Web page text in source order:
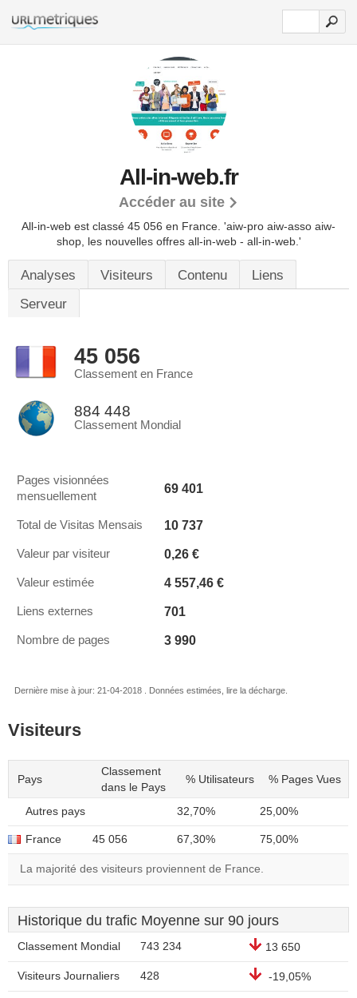
All-in-web.fr
Accéder au site
All-in-web est classé 45 056 en France. 'aiw-pro aiw-asso aiw-
shop, les nouvelles offres all-in-web - all-in-web.'
Analyses Visiteurs Contenu
Liens
Serveur
45 056
Classement en France
884 448
Classement Mondial
Pages visionnées
mensuellement
69 401
Total de Visitas Mensais 10 737
Valeur par visiteur 0,26 €
Valeur estimée 4 557,46 €
Liens externes 701
Nombre de pages 3 990
Dernière mise à jour: 21-04-2018 . Données estimées, lire la décharge.
Visiteurs
Pays
Classement
dans le Pays
% Utilisateurs % Pages Vues
Autres pays 32,70% 25,00%
France 45 056 67,30% 75,00%
La majorité des visiteurs proviennent de France.
Historique du trafic Moyenne sur 90 jours
Classement Mondial 743 234 13 650
Visiteurs Journaliers 428 -19,05%